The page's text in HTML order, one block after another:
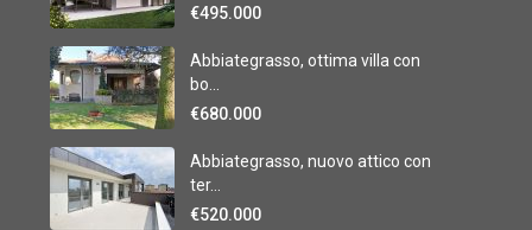
€495.000
Abbiategrasso, ottima villa con
bo...
€680.000
Abbiategrasso, nuovo attico con
ter...
€520.000